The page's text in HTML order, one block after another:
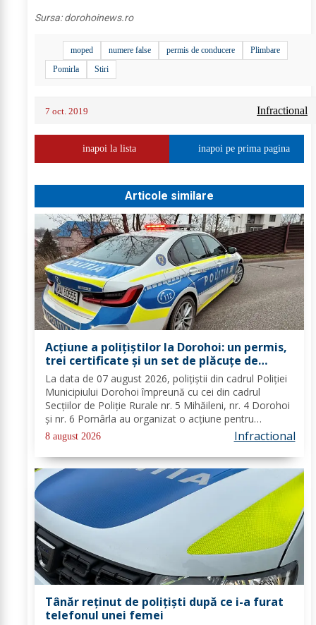
Sursa:dorohoinews.ro
moped numere false permis de conducere
Plimbare
Pomirla
Stiri
7 oct. 2019 Infractional
inapoi la lista inapoi pe prima pagina
Articole similare
Acțiune a polițiștilor la Dorohoi: un permis,
trei certificate și un set de plăcuțe de
înmatriculare reținute
La data de 07 august 2026, polițiștii din cadrul Poliției
Municipiului Dorohoi împreună cu cei din cadrul
Secțiilor de Poliție Rurale nr. 5 Mihăileni, nr. 4 Dorohoi
și nr. 6 Pomârla au organizat o acțiune pentru
prevenirea și combaterea faptelor de natură penală și
contravențională, verificarea...
8 august 2026 Infractional
Tânăr reținut de polițiști după ce i-a furat
telefonul unei femei